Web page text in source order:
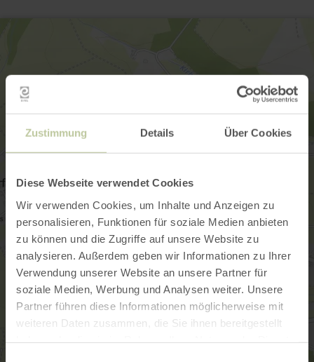
Zustimmung Details Über Cookies
Diese Webseite verwendet Cookies
Wir verwenden Cookies, um Inhalte und Anzeigen zu
personalisieren, Funktionen für soziale Medien anbieten
zu können und die Zugriffe auf unsere Website zu
analysieren. Außerdem geben wir Informationen zu Ihrer
Verwendung unserer Website an unsere Partner für
soziale Medien, Werbung und Analysen weiter. Unsere
Partner führen diese Informationen möglicherweise mit
weiteren Daten zusammen, die Sie ihnen bereitgestellt